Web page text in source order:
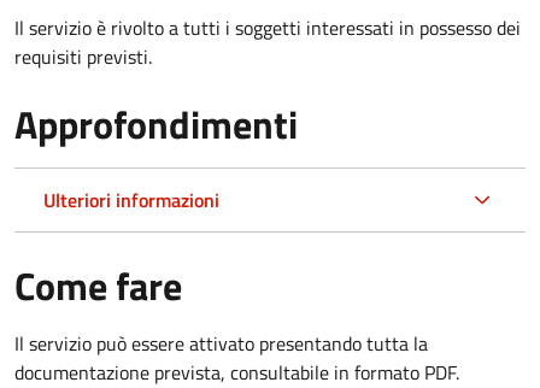
Il servizio è rivolto a tutti i soggetti interessati in possesso dei
requisiti previsti.
Approfondimenti
Ulteriori informazioni
Come fare
Il servizio può essere attivato presentando tutta la
documentazione prevista, consultabile in formato PDF.